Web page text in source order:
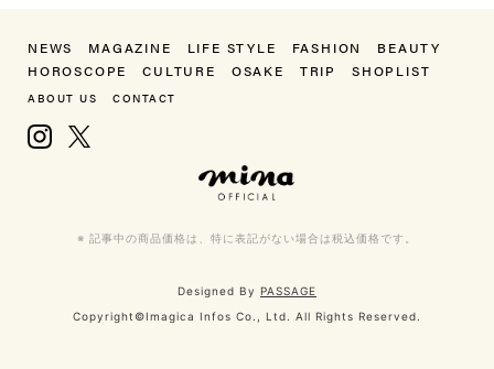
NEWS MAGAZINE LIFE STYLE FASHION
BEAUTY
HOROSCOPE
CULTURE OSAKE TRIP SHOPLIST
ABOUT US CONTACT
Instagram
※ 記事中の商品価格は、特に表記がない場合は税込価格です。
Designed By PASSAGE
Copyright©Imagica Infos Co., Ltd. All Rights Reserved.